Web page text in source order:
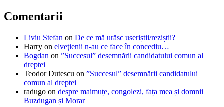
Comentarii
Liviu Stefan on De ce mă urăsc useriștii/reziștii?
Harry on elveţienii n-au ce face în concediu…
Bogdan on ”Succesul” desemnării candidatului comun al
dreptei
Teodor Dutescu on ”Succesul” desemnării candidatului
comun al dreptei
radugo on despre maimuțe, congolezi, fața mea și domnii
Buzdugan și Morar